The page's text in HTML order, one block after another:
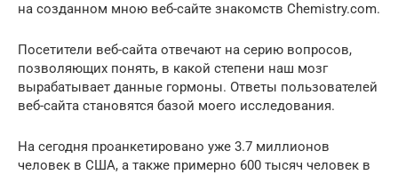
на созданном мною веб-сайте знакомств Chemistry.com.
Посетители веб-сайта отвечают на серию вопросов,
позволяющих понять, в какой степени наш мозг
вырабатывает данные гормоны. Ответы пользователей
веб-сайта становятся базой моего исследования.
На сегодня проанкетировано уже 3.7 миллионов
человек в США, а также примерно 600 тысяч человек в